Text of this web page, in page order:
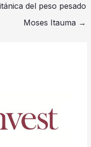
del peso pesado
Moses Itauma →